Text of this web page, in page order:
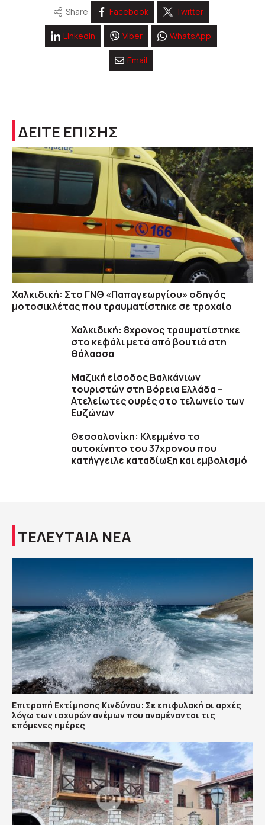
Share Facebook Twitter
Linkedin Viber WhatsApp
Email
ΔΕΙΤΕ ΕΠΙΣΗΣ
Χαλκιδική: Στο ΓΝΘ «Παπαγεωργίου» οδηγός
μοτοσικλέτας που τραυματίστηκε σε τροχαίο
Χαλκιδική: 8χρονος τραυματίστηκε
στο κεφάλι μετά από βουτιά στη
θάλασσα
Μαζική είσοδος Βαλκάνιων
τουριστών στη Βόρεια Ελλάδα –
Ατελείωτες ουρές στο τελωνείο των
Ευζώνων
Θεσσαλονίκη: Κλεμμένο το
αυτοκίνητο του 37χρονου που
κατήγγειλε καταδίωξη και εμβολισμό
ΤΕΛΕΥΤΑΙΑ ΝΕΑ
Επιτροπή Εκτίμησης Κινδύνου: Σε επιφυλακή οι αρχές
λόγω των ισχυρών ανέμων που αναμένονται τις
επόμενες ημέρες